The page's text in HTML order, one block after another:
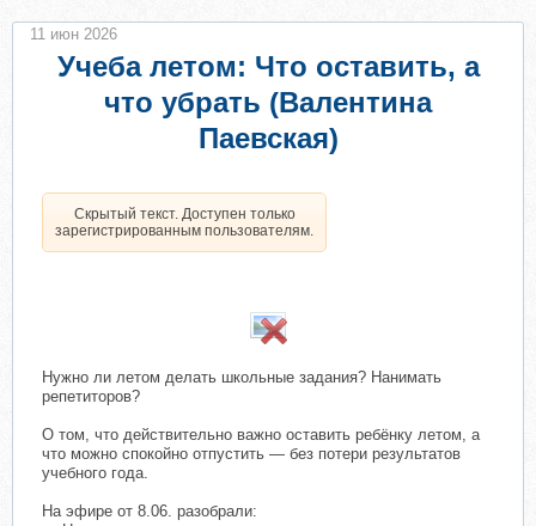
Учеба летом: Что оставить, а
что убрать (Валентина
Паевская)
Скрытый текст. Доступен только
зарегистрированным пользователям.
Нужно ли летом делать школьные задания? Нанимать
репетиторов?
О том, что действительно важно оставить ребёнку летом, а
что можно спокойно отпустить — без потери результатов
учебного года.
На эфире от 8.06. разобрали:
11 июн 2026